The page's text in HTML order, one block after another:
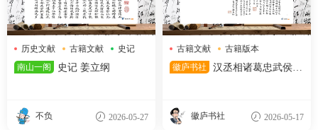
历史文献 古籍文献
史记
南山一阁
史记 姜立纲
不负 2026-05-27
古籍文献
古籍版本
宋代典籍
徽庐书社
汉丞相诸葛忠武侯传
徽庐书社 2026-05-17